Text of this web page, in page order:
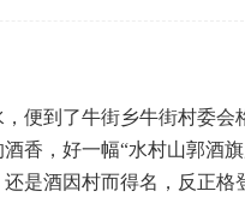
便到了牛街乡牛街村委
香，好一幅“水村山郭酒旗
是酒因村而得名，反正